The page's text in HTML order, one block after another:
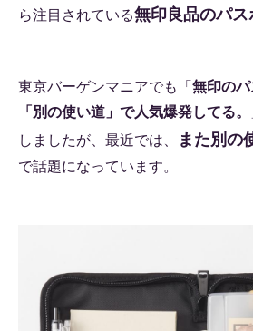
ら注目されている無印良品のパ
東京バーゲンマニアでも「 無印のパ
「別の使い道」で人気爆発してる。
しましたが、最近では、
また別の
で話題になっています。